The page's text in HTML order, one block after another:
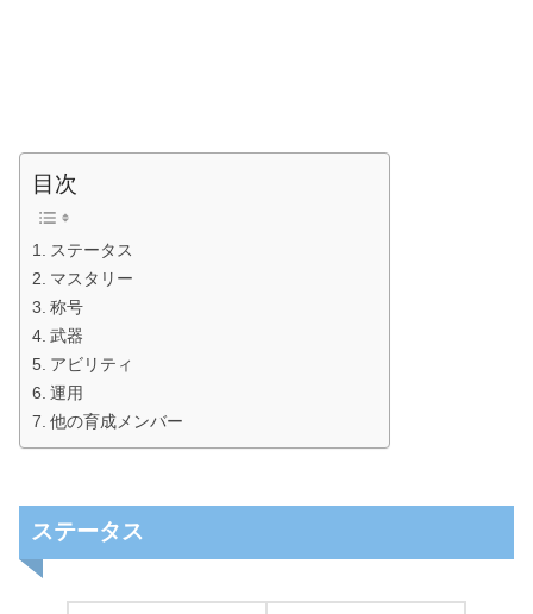
目次
ステータス
マスタリー
称号
武器
アビリティ
運用
他の育成メンバー
ステータス